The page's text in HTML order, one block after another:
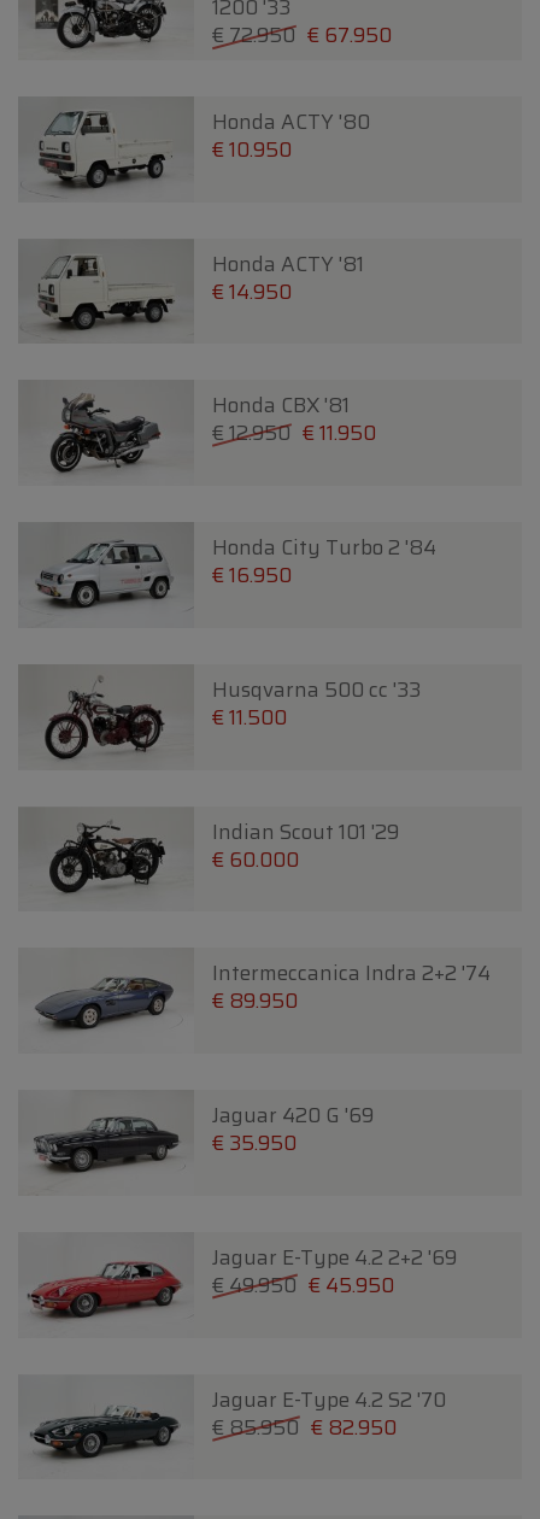
1200 '33
€ 72.950 € 67.950
Honda ACTY '80
€ 10.950
Honda ACTY '81
€ 14.950
Honda CBX '81
€ 12.950 € 11.950
Honda City Turbo 2 '84
€ 16.950
Husqvarna 500 cc '33
€ 11.500
Indian Scout 101 '29
€ 60.000
Intermeccanica Indra 2+2 '74
€ 89.950
Jaguar 420 G '69
€ 35.950
Jaguar E-Type 4.2 2+2 '69
€ 49.950 € 45.950
Jaguar E-Type 4.2 S2 '70
€ 85.950 € 82.950